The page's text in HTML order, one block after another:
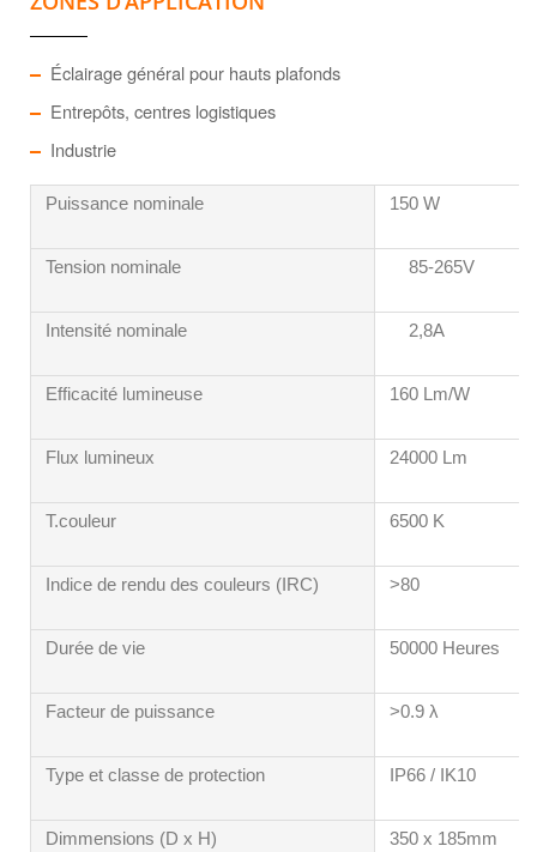
Éclairage général pour hauts plafonds
Entrepôts, centres logistiques
Industrie
Puissance nominale 150 W
Tension nominale 85-265V
Intensité nominale 2,8A
Efficacité lumineuse 160 Lm/W
Flux lumineux 24000 Lm
T.couleur 6500 K
Indice de rendu des couleurs (IRC) >80
Durée de vie 50000 Heures
Facteur de puissance >0.9 λ
Type et classe de protection IP66 / IK10
Dimmensions (D x H) 350 x 185mm